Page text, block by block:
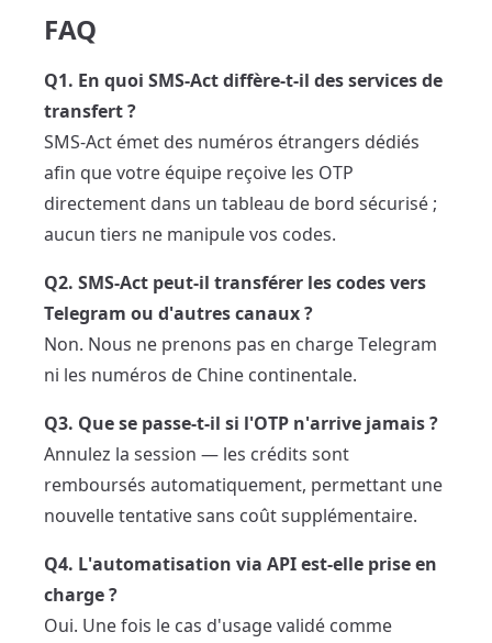
FAQ
Q1. En quoi SMS-Act diffère-t-il des services de
transfert ?
SMS-Act émet des numéros étrangers dédiés
afin que votre équipe reçoive les OTP
directement dans un tableau de bord sécurisé ;
aucun tiers ne manipule vos codes.
Q2. SMS-Act peut-il transférer les codes vers
Telegram ou d'autres canaux ?
Non. Nous ne prenons pas en charge Telegram
ni les numéros de Chine continentale.
Q3. Que se passe-t-il si l'OTP n'arrive jamais ?
Annulez la session — les crédits sont
remboursés automatiquement, permettant une
nouvelle tentative sans coût supplémentaire.
Q4. L'automatisation via API est-elle prise en
charge ?
Oui. Une fois le cas d'usage validé comme